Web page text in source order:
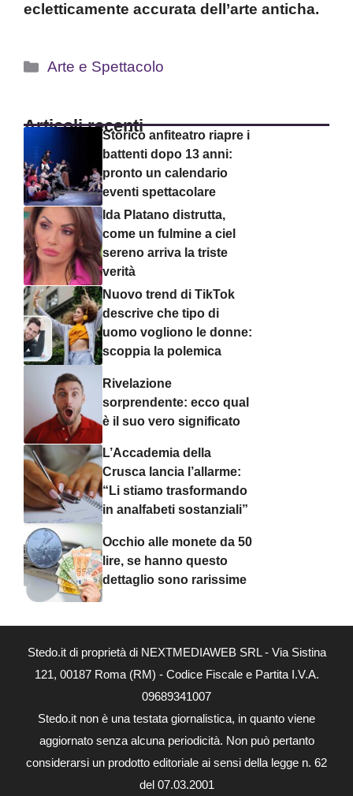
ecletticamente accurata dell’arte anticha.
Categorie
Arte e Spettacolo
Articoli recentiStorico anfiteatro riapre i
battenti dopo 13 anni:
pronto un calendario
eventi spettacolare
Ida Platano distrutta,
come un fulmine a ciel
sereno arriva la triste
verità
Nuovo trend di TikTok
descrive che tipo di
uomo vogliono le donne:
scoppia la polemica
Rivelazione
sorprendente: ecco qual
è il suo vero significato
L’Accademia della
Crusca lancia l’allarme:
“Li stiamo trasformando
in analfabeti sostanziali”
Occhio alle monete da 50
lire, se hanno questo
dettaglio sono rarissime
Stedo.it di proprietà di NEXTMEDIAWEB SRL - Via Sistina
121, 00187 Roma (RM) - Codice Fiscale e Partita I.V.A.
09689341007
Stedo.it non è una testata giornalistica, in quanto viene
aggiornato senza alcuna periodicità. Non può pertanto
considerarsi un prodotto editoriale ai sensi della legge n. 62
del 07.03.2001